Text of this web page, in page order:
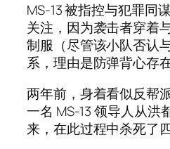
MS-13 被指控与犯罪同
关注，因为袭击者穿着
制服（尽管该小队否认
系，理由是防弹背心存
两年前，身着看似反帮
一名 MS-13 领导人从洪
来，在此过程中杀死了